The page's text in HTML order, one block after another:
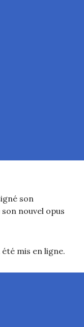
son
nouvel opus
été mis en ligne.